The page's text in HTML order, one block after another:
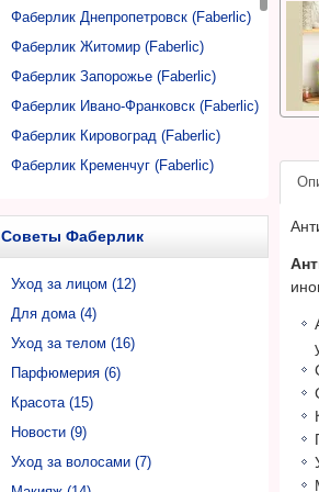
Фаберлик Днепропетровск (Faberlic)
Фаберлик Житомир (Faberlic)
Фаберлик Запорожье (Faberlic)
Фаберлик Ивано-Франковск (Faberlic)
Фаберлик Кировоград (Faberlic)
Фаберлик Кременчуг (Faberlic)
Фаберлик Николаев (Faberlic)
Фаберлик Никополь (Faberlic)
Фаберлик Одесса (Faberlic)
Фаберлик Полтава (Faberlic)
Фаберлик Ровно (Faberlic)
Фаберлик Сумы (Faberlic)
Фаберлик Тернополь (Faberlic)
Советы Фаберлик
Уход за лицом (12)
Для дома (4)
Уход за телом (16)
Парфюмерия (6)
Красота (15)
Новости (9)
Уход за волосами (7)